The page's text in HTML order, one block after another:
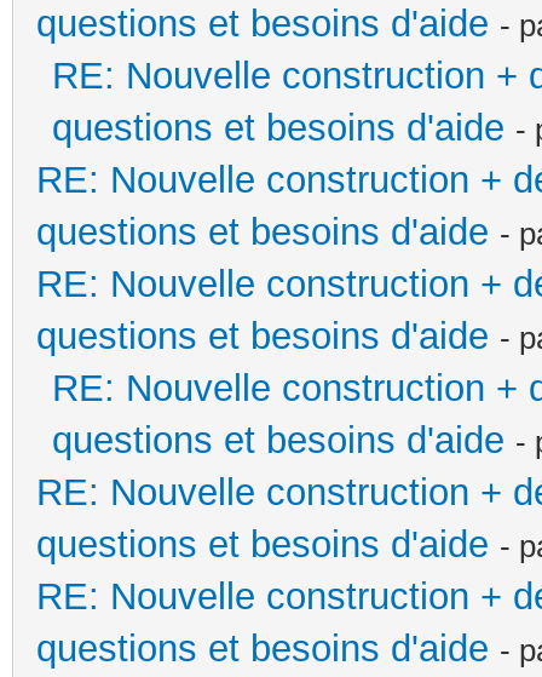
questions et besoins d'aide -
RE: Nouvelle construction +
questions et besoins d'aide -
RE: Nouvelle construction +
questions et besoins d'aide -
RE: Nouvelle construction +
questions et besoins d'aide -
RE: Nouvelle construction +
questions et besoins d'aide -
RE: Nouvelle construction +
questions et besoins d'aide -
RE: Nouvelle construction +
questions et besoins d'aide -